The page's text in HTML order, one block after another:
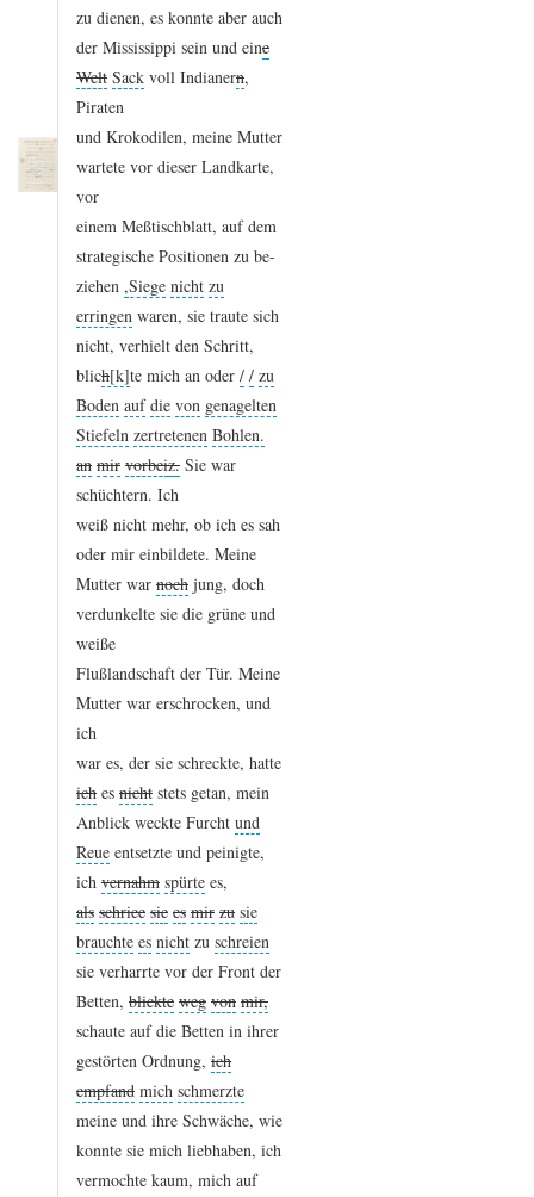
zu dienen, es konnte aber auch
der Mississippi sein und eine
Welt Sack voll Indianern,
Piraten
und Krokodilen, meine Mutter
wartete vor dieser Landkarte,
vor
einem Meßtischblatt, auf dem
strategische Positionen zu be-
ziehen ,Siege nicht zu
erringen waren, sie traute sich
nicht, verhielt den Schritt,
blich te mich an oder / / zu
Boden auf die von genagelten
Stiefeln zertretenen Bohlen.
an mir vorbeiz. Sie war
schüchtern. Ich
weiß nicht mehr, ob ich es sah
oder mir einbildete. Meine
Mutter war noch jung, doch
verdunkelte sie die grüne und
weiße
Flußlandschaft der Tür. Meine
Mutter war erschrocken, und
ich
war es, der sie schreckte, hatte
ich es nicht stets getan, mein
Anblick weckte Furcht und
Reue entsetzte und peinigte,
ich vernahm spürte es,
als schriee sie es mir zu sie
brauchte es nicht zu schreien
sie verharrte vor der Front der
Betten, blickte weg von mir,
schaute auf die Betten in ihrer
gestörten Ordnung, ich
empfand mich schmerzte
meine und ihre Schwäche, wie
konnte sie mich liebhaben, ich
vermochte kaum, mich auf